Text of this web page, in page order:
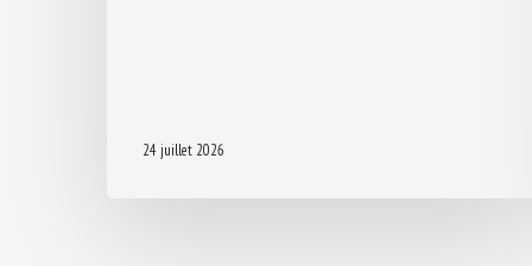
24 juillet 2026